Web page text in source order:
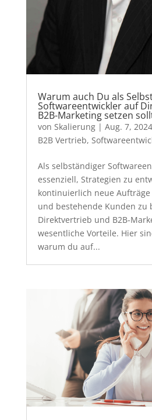
Warum auch Du als
Softwareentwickler auf
B2B-Marketing setzen
von Skalierung| Aug. 7, 2024
B2B Vertrieb,
Als selbständiger
essenziell, Strategien zu
kontinuierlich neue
und bestehende Kunden zu
Direktvertrieb und B2B-
wesentliche Vorteile. Hier
warum du auf...